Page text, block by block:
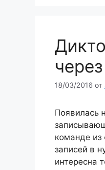
18/03/2016 от
Появилась
команде из
записей в
интересна